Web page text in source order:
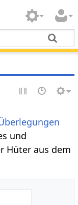
und
Hüter aus dem